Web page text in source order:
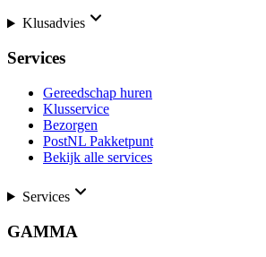
Klusadvies
Services
Gereedschap huren
Klusservice
Bezorgen
PostNL Pakketpunt
Bekijk alle services
Services
GAMMA